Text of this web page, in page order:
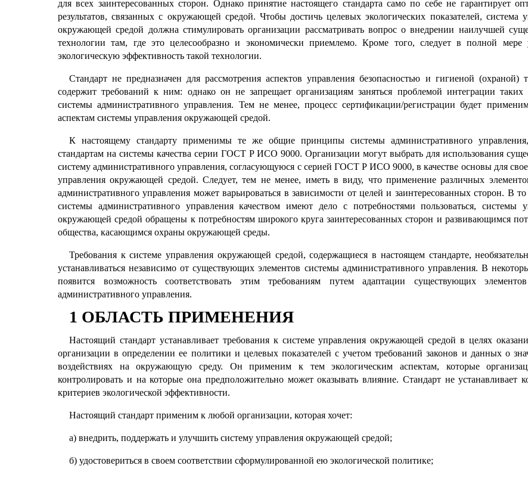
для всех заинтересованных сторон. Однако принятие настоящего стандарта само по себе не гарантирует
результатов, связанных с окружающей средой. Чтобы достичь целевых экологических показателей, система
окружающей средой должна стимулировать организации рассматривать вопрос о внедрении наилучшей
технологии там, где это целесообразно и экономически приемлемо. Кроме того, следует в полной мере
экологическую эффективность такой технологии.
Стандарт не предназначен для рассмотрения аспектов управления безопасностью и гигиеной (охраной)
содержит требований к ним: однако он не запрещает организациям заняться проблемой интеграции таких
системы административного управления. Тем не менее, процесс сертификации/регистрации будет
аспектам системы управления окружающей средой.
К настоящему стандарту применимы те же общие принципы системы административного
стандартам на системы качества серии ГОСТ Р ИСО 9000. Организации могут выбрать для использования
систему административного управления, согласующуюся с серией ГОСТ Р ИСО 9000, в качестве основы для
управления окружающей средой. Следует, тем не менее, иметь в виду, что применение различных
административного управления может варьироваться в зависимости от целей и заинтересованных сторон. В
системы административного управления качеством имеют дело с потребностями пользоваться, системы
окружающей средой обращены к потребностям широкого круга заинтересованных сторон и развивающимся
общества, касающимся охраны окружающей среды.
Требования к системе управления окружающей средой, содержащиеся в настоящем стандарте,
устанавливаться независимо от существующих элементов системы административного управления. В
появится возможность соответствовать этим требованиям путем адаптации существующих
административного управления.
1 ОБЛАСТЬ ПРИМЕНЕНИЯ
Настоящий стандарт устанавливает требования к системе управления окружающей средой в целях
организации в определении ее политики и целевых показателей с учетом требований законов и данных о
воздействиях на окружающую среду. Он применим к тем экологическим аспектам, которые
контролировать и на которые она предположительно может оказывать влияние. Стандарт не устанавливает
критериев экологической эффективности.
Настоящий стандарт применим к любой организации, которая хочет:
а) внедрить, поддержать и улучшить систему управления окружающей средой;
б) удостовериться в своем соответствии сформулированной ею экологической политике;